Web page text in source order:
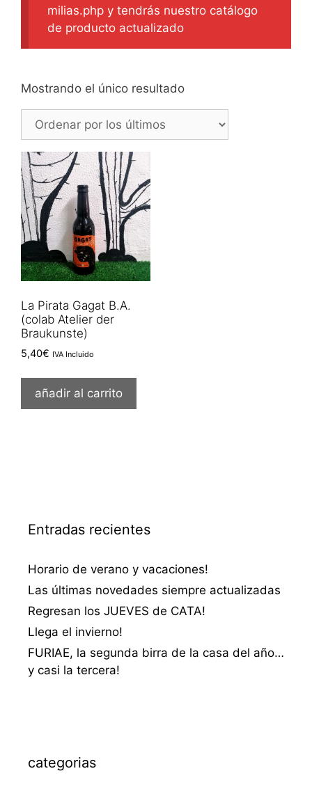
milias.php y tendrás nuestro catálogo
de producto actualizado
Mostrando el único resultado
La Pirata Gagat B.A.
(colab Atelier der
Braukunste)
5,40€ IVA Incluido
añadir al carrito
Entradas recientes
Horario de verano y vacaciones!
Las últimas novedades siempre actualizadas
Regresan los JUEVES de CATA!
Llega el invierno!
FURIAE, la segunda birra de la casa del año…
y casi la tercera!
categorias